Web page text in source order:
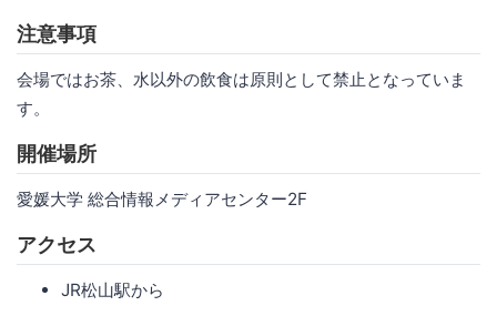
注意事項
会場ではお茶、水以外の飲食は原則として禁止となっていま
す。
開催場所
愛媛大学 総合情報メディアセンター2F
アクセス
JR松山駅から